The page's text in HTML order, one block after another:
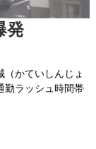
発
かていしんじょ
勤ラッシュ時間帯